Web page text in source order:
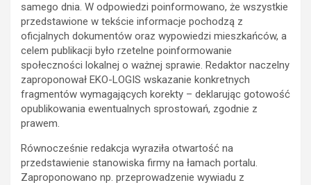
samego dnia. W odpowiedzi poinformowano, że wszystkie
przedstawione w tekście informacje pochodzą z
oficjalnych dokumentów oraz wypowiedzi mieszkańców, a
celem publikacji było rzetelne poinformowanie
społeczności lokalnej o ważnej sprawie. Redaktor naczelny
zaproponował EKO-LOGIS wskazanie konkretnych
fragmentów wymagających korekty – deklarując gotowość
opublikowania ewentualnych sprostowań, zgodnie z
prawem.
Równocześnie redakcja wyraziła otwartość na
przedstawienie stanowiska firmy na łamach portalu.
Zaproponowano np. przeprowadzenie wywiadu z